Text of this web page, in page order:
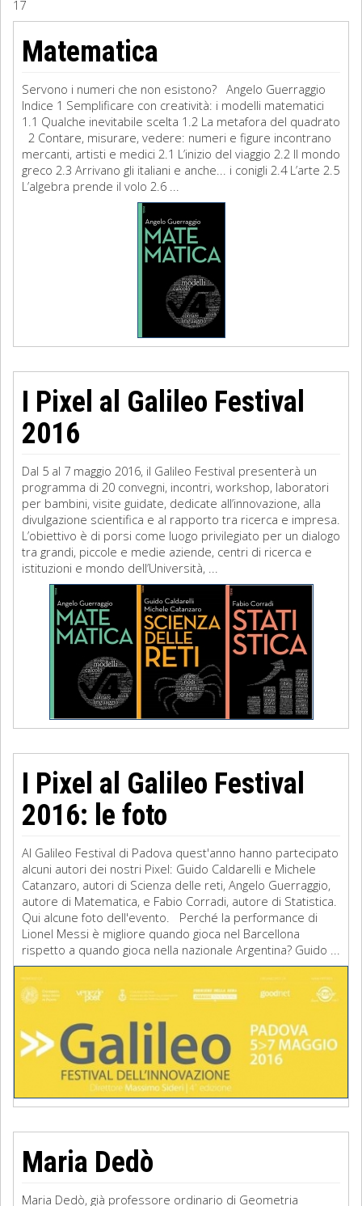
Filosofia
Storia
Matematica
Diritto
17
Matematica
Servono i numeri che non esistono? Angelo Guerraggio
Indice 1 Semplificare con creatività: i modelli matematici
1.1 Qualche inevitabile scelta 1.2 La metafora del quadrato
2 Contare, misurare, vedere: numeri e figure incontrano
mercanti, artisti e medici 2.1 L’inizio del viaggio 2.2 Il mondo
greco 2.3 Arrivano gli italiani e anche... i conigli 2.4 L’arte 2.5
L’algebra prende il volo 2.6 ...
I Pixel al Galileo Festival
2016
Dal 5 al 7 maggio 2016, il Galileo Festival presenterà un
programma di 20 convegni, incontri, workshop, laboratori
per bambini, visite guidate, dedicate all’innovazione, alla
divulgazione scientifica e al rapporto tra ricerca e impresa.
L’obiettivo è di porsi come luogo privilegiato per un dialogo
tra grandi, piccole e medie aziende, centri di ricerca e
istituzioni e mondo dell’Università, ...
I Pixel al Galileo Festival
2016: le foto
Al Galileo Festival di Padova quest'anno hanno partecipato
alcuni autori dei nostri Pixel: Guido Caldarelli e Michele
Catanzaro, autori di Scienza delle reti, Angelo Guerraggio,
autore di Matematica, e Fabio Corradi, autore di Statistica.
Qui alcune foto dell'evento. Perché la performance di
Lionel Messi è migliore quando gioca nel Barcellona
rispetto a quando gioca nella nazionale Argentina? Guido ...
Maria Dedò
Maria Dedò, già professore ordinario di Geometria